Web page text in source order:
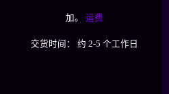
加。 运费
交货时间： 约 2-5 个工作日